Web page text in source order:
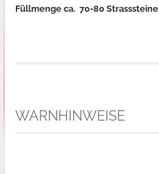
Füllmenge ca. 70-80 Strasssteine
WARNHINWEISE